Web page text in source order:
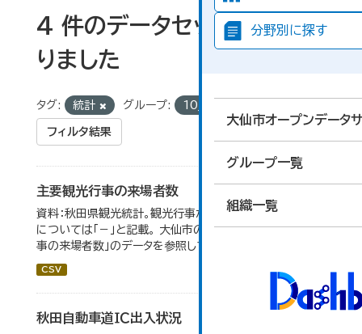
分野別に探す
大仙市オープンデータ
グループ一覧
組織一覧
4 件のデータセットが見つか
りました
タグ: 統計 グループ: 10_運輸・観光
フィルタ結果
主要観光行事の来場者数
資料：秋田県観光統計。観光行事が開催されなかったもの
については「－」と記載。 大仙市の統計「15-1 主要観光行
事の来場者数」のデータを参照しています。
CSV
秋田自動車道ＩＣ出入状況